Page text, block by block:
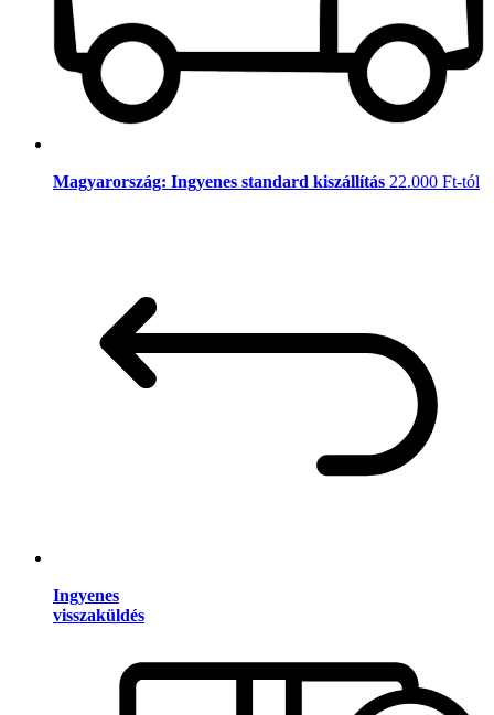
Magyarország: Ingyenes standard kiszállítás 22.000 Ft-tól
Ingyenes
visszaküldés